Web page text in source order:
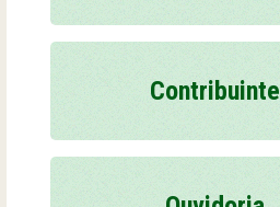
Contribuinte